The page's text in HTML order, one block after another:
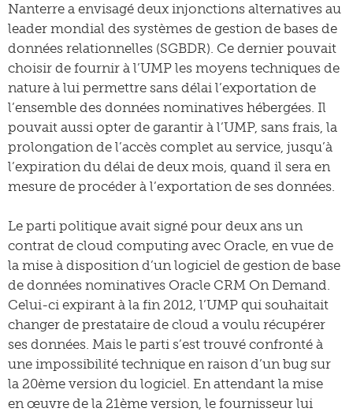
Nanterre a envisagé deux injonctions alternatives au
leader mondial des systèmes de gestion de bases de
données relationnelles (SGBDR). Ce dernier pouvait
choisir de fournir à l’UMP les moyens techniques de
nature à lui permettre sans délai l’exportation de
l’ensemble des données nominatives hébergées. Il
pouvait aussi opter de garantir à l’UMP, sans frais, la
prolongation de l’accès complet au service, jusqu’à
l’expiration du délai de deux mois, quand il sera en
mesure de procéder à l’exportation de ses données.
Le parti politique avait signé pour deux ans un
contrat de cloud computing avec Oracle, en vue de
la mise à disposition d’un logiciel de gestion de base
de données nominatives Oracle CRM On Demand.
Celui-ci expirant à la fin 2012, l’UMP qui souhaitait
changer de prestataire de cloud a voulu récupérer
ses données. Mais le parti s’est trouvé confronté à
une impossibilité technique en raison d’un bug sur
la 20ème version du logiciel. En attendant la mise
en œuvre de la 21ème version, le fournisseur lui